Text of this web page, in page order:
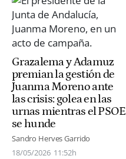
Grazalema y Adamuz
premian la gestión de
Juanma Moreno ante
las crisis: golea en las
urnas mientras el PSOE
se hunde
Sandro Herves Garrido
18/05/2026 11:52h